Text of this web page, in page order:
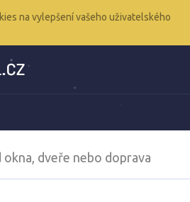
na vylepšení vašeho uživatelského